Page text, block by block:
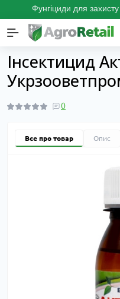
Фунгіциди для
Каталог товарів
Інсектицид
0
Все про товар Опис